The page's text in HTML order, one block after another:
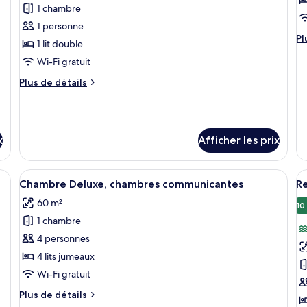
type
de
chambre :
Chambre
Deluxe
1 chambre
1 personne
1 lit double
Wi-Fi gratuit
Plus de détails
Plus
(Single
Use)
Afficher les prix
lits, un bureau, une chaise, une fenêtre avec des rideaux, une vue sur le
Afficher
toutes
les
photos
pour
ce
type
chambre :
Une chambre d’hôtel avec un grand
5
Chambre Deluxe, chambres communicantes
60 m²
1 chambre
4 personnes
4 lits jumeaux
Wi-Fi gratuit
Plus de détails
Plus